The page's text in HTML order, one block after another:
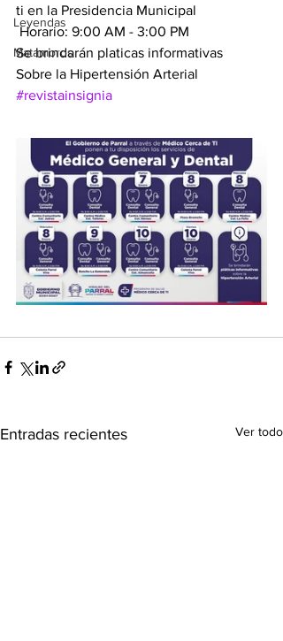
Leyendas
Matamoros
ti en la Presidencia Municipal
Horario: 9:00 AM - 3:00 PM
Se brindarán platicas informativas
Sobre la Hipertensión Arterial
#revistainsignia
Entradas recientes Ver todo